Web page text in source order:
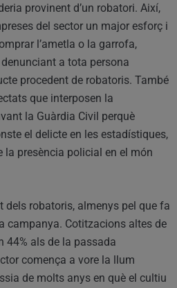
provinent d’un robatori. Així,
del sector un major esforç i
l’ametla o la garrofa,
a tota persona
procedent de robatoris. També
que interposen la
la Guàrdia Civil perquè
el delicte en les estadístiques,
la presència policial en el món
dels robatoris, almenys pel que fa
campanya. Cotitzacions altes de
44% als de la passada
comença a vore la llum
de molts anys en què el cultiu